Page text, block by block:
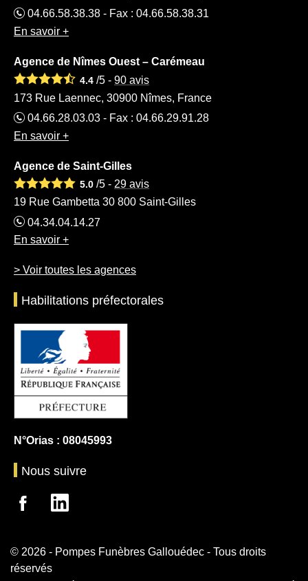
04.66.58.38.38 - Fax : 04.66.58.38.31
En savoir +
Agence de Nîmes Ouest – Carémeau
4.4 /5 - 90 avis
173 Rue Laennec, 30900 Nîmes, France
04.66.28.03.03 - Fax : 04.66.29.91.28
En savoir +
Agence de Saint-Gilles
5.0 /5 - 29 avis
19 Rue Gambetta 30 800 Saint-Gilles
04.34.04.14.27
En savoir +
> Voir toutes les agences
Habilitations préfectorales
N°Orias : 08045993
Nous suivre
© 2026 - Pompes Funèbres Gallouédec - Tous droits
réservés